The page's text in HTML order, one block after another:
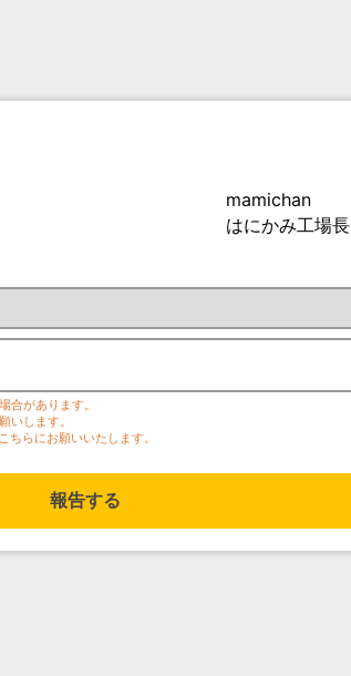
mamichan
はにかみ工場長
合があります。
いします。
らにお願いいたします。
報告する